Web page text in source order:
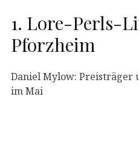
1. Lore-Perls-
Pforzheim
Daniel Mylow: Preisträger
im Mai